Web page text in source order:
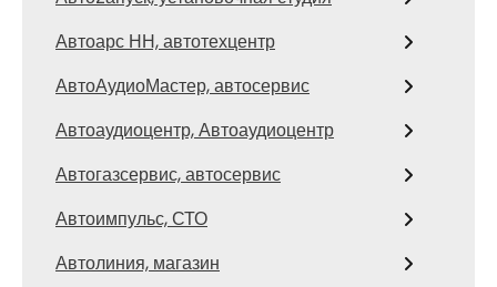
Автоарс НН, автотехцентр
АвтоАудиоМастер, автосервис
Автоаудиоцентр, Автоаудиоцентр
Автогазсервис, автосервис
Автоимпульс, СТО
Автолиния, магазин